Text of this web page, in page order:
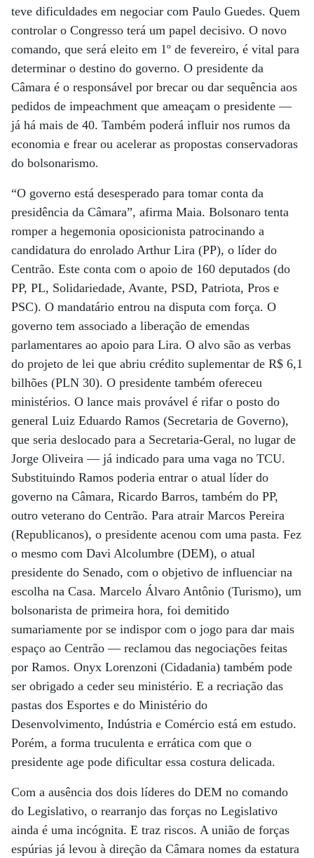
teve dificuldades em negociar com Paulo Guedes. Quem
controlar o Congresso terá um papel decisivo. O novo
comando, que será eleito em 1º de fevereiro, é vital para
determinar o destino do governo. O presidente da
Câmara é o responsável por brecar ou dar sequência aos
pedidos de impeachment que ameaçam o presidente —
já há mais de 40. Também poderá influir nos rumos da
economia e frear ou acelerar as propostas conservadoras
do bolsonarismo.
“O governo está desesperado para tomar conta da
presidência da Câmara”, afirma Maia. Bolsonaro tenta
romper a hegemonia oposicionista patrocinando a
candidatura do enrolado Arthur Lira (PP), o líder do
Centrão. Este conta com o apoio de 160 deputados (do
PP, PL, Solidariedade, Avante, PSD, Patriota, Pros e
PSC). O mandatário entrou na disputa com força. O
governo tem associado a liberação de emendas
parlamentares ao apoio para Lira. O alvo são as verbas
do projeto de lei que abriu crédito suplementar de R$ 6,1
bilhões (PLN 30). O presidente também ofereceu
ministérios. O lance mais provável é rifar o posto do
general Luiz Eduardo Ramos (Secretaria de Governo),
que seria deslocado para a Secretaria-Geral, no lugar de
Jorge Oliveira — já indicado para uma vaga no TCU.
Substituindo Ramos poderia entrar o atual líder do
governo na Câmara, Ricardo Barros, também do PP,
outro veterano do Centrão. Para atrair Marcos Pereira
(Republicanos), o presidente acenou com uma pasta. Fez
o mesmo com Davi Alcolumbre (DEM), o atual
presidente do Senado, com o objetivo de influenciar na
escolha na Casa. Marcelo Álvaro Antônio (Turismo), um
bolsonarista de primeira hora, foi demitido
sumariamente por se indispor com o jogo para dar mais
espaço ao Centrão — reclamou das negociações feitas
por Ramos. Onyx Lorenzoni (Cidadania) também pode
ser obrigado a ceder seu ministério. E a recriação das
pastas dos Esportes e do Ministério do
Desenvolvimento, Indústria e Comércio está em estudo.
Porém, a forma truculenta e errática com que o
presidente age pode dificultar essa costura delicada.
Com a ausência dos dois líderes do DEM no comando
do Legislativo, o rearranjo das forças no Legislativo
ainda é uma incógnita. E traz riscos. A união de forças
espúrias já levou à direção da Câmara nomes da estatura